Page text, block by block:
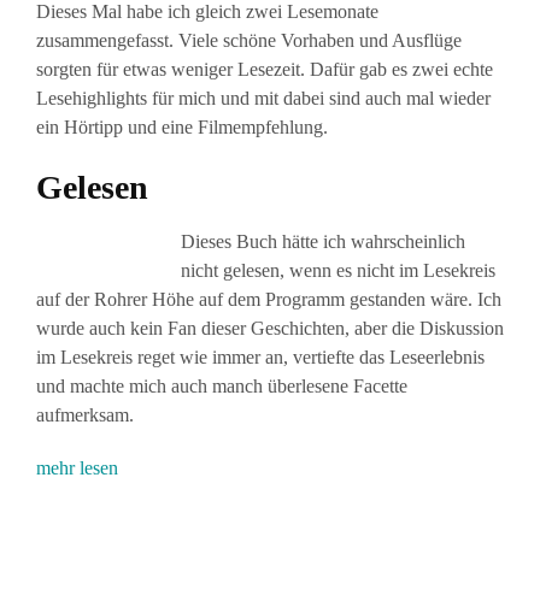
Dieses Mal habe ich gleich zwei Lesemonate
zusammengefasst. Viele schöne Vorhaben und Ausflüge
sorgten für etwas weniger Lesezeit. Dafür gab es zwei echte
Lesehighlights für mich und mit dabei sind auch mal wieder
ein Hörtipp und eine Filmempfehlung.
Gelesen
Dieses Buch hätte ich wahrscheinlich
nicht gelesen, wenn es nicht im Lesekreis
auf der Rohrer Höhe auf dem Programm gestanden wäre. Ich
wurde auch kein Fan dieser Geschichten, aber die Diskussion
im Lesekreis reget wie immer an, vertiefte das Leseerlebnis
und machte mich auch manch überlesene Facette
aufmerksam.
mehr lesen